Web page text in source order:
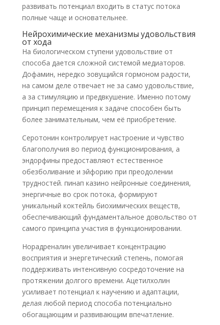
развивать потенциал входить в статус потока
полные чаще и основательнее.
Нейрохимические механизмы удовольствия
от хода
На биологическом ступени удовольствие от
способа дается сложной системой медиаторов.
Дофамин, нередко зовущийся гормоном радости,
на самом деле отвечает не за само удовольствие,
а за стимуляцию и предвкушение. Именно потому
принцип перемещения к задаче способен быть
более занимательным, чем её приобретение.
Серотонин контролирует настроение и чувство
благополучия во период функционирования, а
эндорфины предоставляют естественное
обезболивание и эйфорию при преодолении
трудностей. пинап казино нейронные соединения,
энергичные во срок потока, формируют
уникальный коктейль биохимических веществ,
обеспечивающий фундаментальное довольство от
самого принципа участия в функционировании.
Норадреналин увеличивает концентрацию
восприятия и энергетический степень, помогая
поддерживать интенсивную сосредоточение на
протяжении долгого времени. Ацетилхолин
усиливает потенциал к научению и адаптации,
делая любой период способа потенциально
обогащающим и развивающим впечатление.